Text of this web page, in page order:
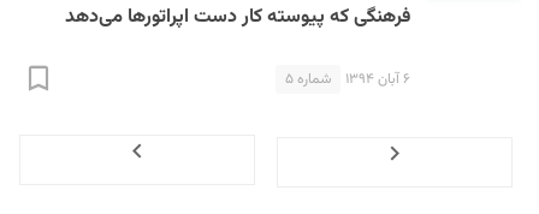
فرهنگی که پیوسته کار دست اپراتورها می‌دهد
۶ آبان ۱۳۹۴ شماره ۵